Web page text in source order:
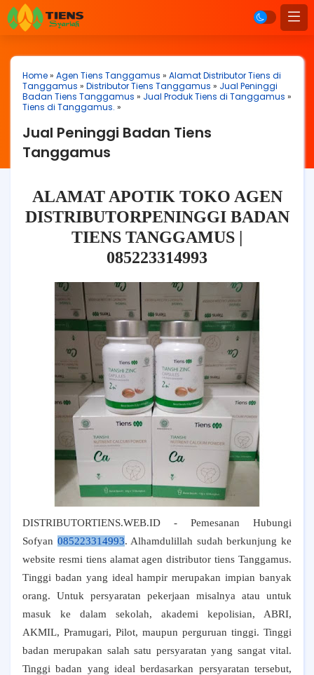
Home» Agen Tiens Tanggamus » Alamat Distributor Tiens di
Tanggamus » Distributor Tiens Tanggamus » Jual Peninggi
Badan Tiens Tanggamus » Jual Produk Tiens di Tanggamus »
Tiens di Tanggamus. »
Jual Peninggi Badan Tiens
Tanggamus
ALAMAT APOTIK TOKO AGEN
DISTRIBUTORPENINGGI BADAN
TIENS TANGGAMUS |
085223314993
DISTRIBUTORTIENS.WEB.ID - Pemesanan Hubungi
Sofyan 085223314993. Alhamdulillah sudah berkunjung ke
website resmi tiens alamat agen distributor tiens Tanggamus.
Tinggi badan yang ideal hampir merupakan impian banyak
orang. Untuk persyaratan pekerjaan misalnya atau untuk
masuk ke dalam sekolah, akademi kepolisian, ABRI,
AKMIL, Pramugari, Pilot, maupun perguruan tinggi. Tinggi
badan merupakan salah satu persyaratan yang sangat vital.
Tinggi badan yang ideal berdasarkan persyaratan tersebut,